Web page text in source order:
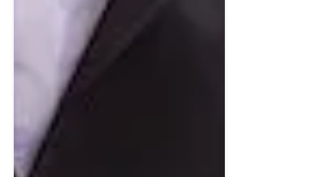
bilar, nysådd gräsmatta samt förberedelse för laddbox
till elbil – ett framtidssäkrat boende mitt i fjällvärlden.
Husets grästak, robusta fasadmaterial och avskilda
placering (endast förråden binder samman husen) gör
detta till något alldeles extra i Hemavans nya hjärta –
Syterskalet.